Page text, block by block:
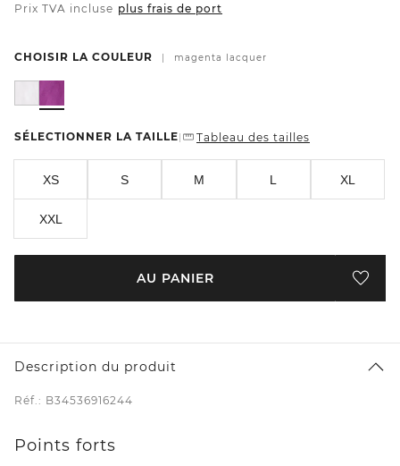
Prix TVA incluse plus frais de port
CHOISIR LA COULEUR | magenta lacquer
SÉLECTIONNER LA TAILLE| Tableau des tailles
XS S M L XL
XXL
AU PANIER
Description du produit
Réf.: B34536916244
Points forts